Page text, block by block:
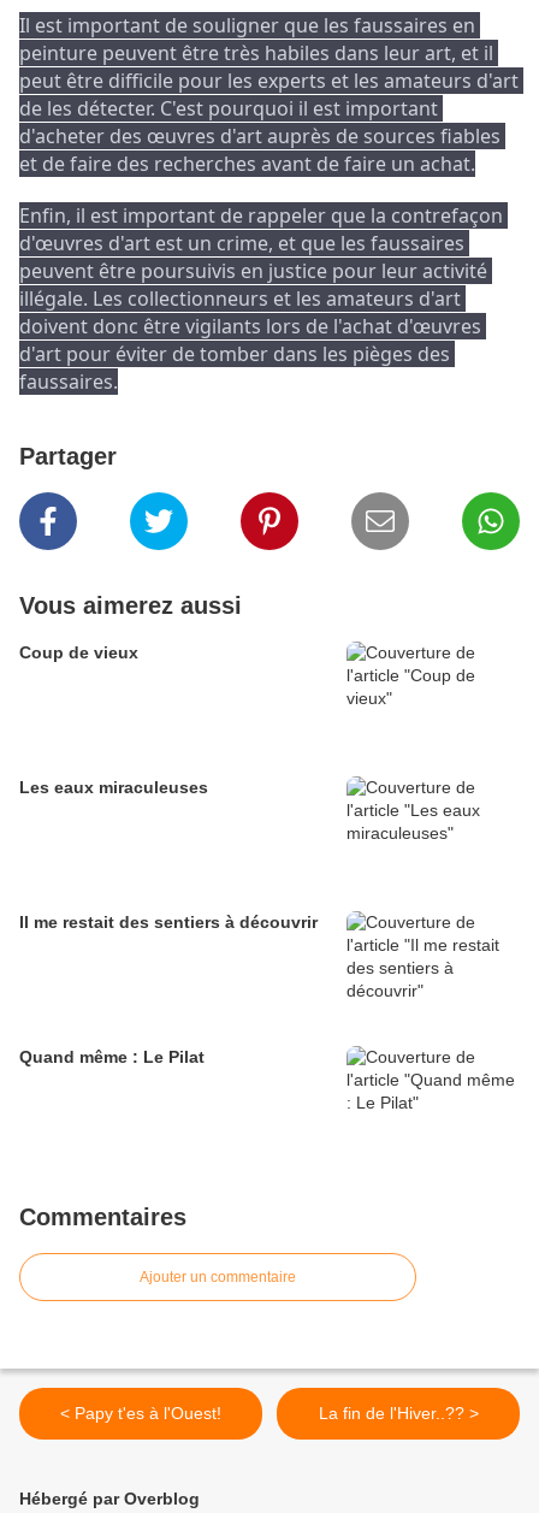
Il est important de souligner que les faussaires en
peinture peuvent être très habiles dans leur art, et il
peut être difficile pour les experts et les amateurs d'art
de les détecter. C'est pourquoi il est important
d'acheter des œuvres d'art auprès de sources fiables
et de faire des recherches avant de faire un achat.
Enfin, il est important de rappeler que la contrefaçon
d'œuvres d'art est un crime, et que les faussaires
peuvent être poursuivis en justice pour leur activité
illégale. Les collectionneurs et les amateurs d'art
doivent donc être vigilants lors de l'achat d'œuvres
d'art pour éviter de tomber dans les pièges des
faussaires.
Partager
Vous aimerez aussi
Coup de vieux
Les eaux miraculeuses
Il me restait des sentiers à découvrir
Quand même : Le Pilat
Commentaires
Ajouter un commentaire
< Papy t'es à l'Ouest! La fin de l'Hiver..?? >
Hébergé par Overblog